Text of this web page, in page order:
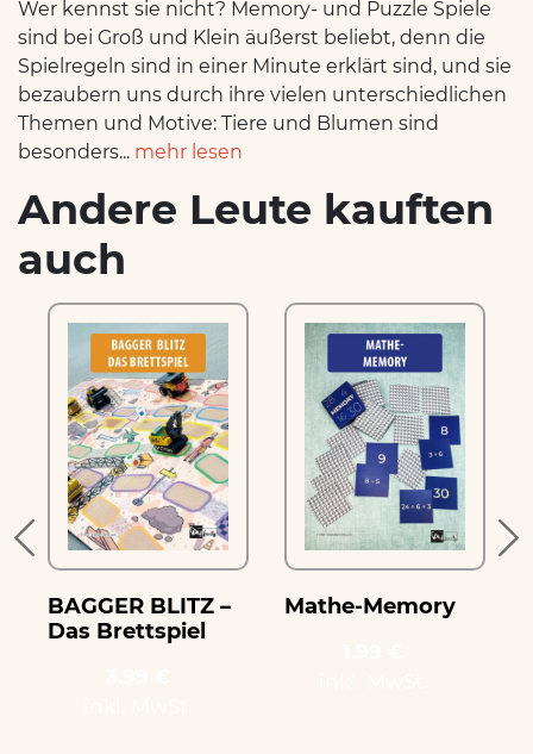
Wer kennst sie nicht? Memory- und Puzzle Spiele
sind bei Groß und Klein äußerst beliebt, denn die
Spielregeln sind in einer Minute erklärt sind, und sie
bezaubern uns durch ihre vielen unterschiedlichen
Themen und Motive: Tiere und Blumen sind
besonders... mehr lesen
Andere Leute kauften
auch
BAGGER BLITZ –
Das Brettspiel
Mathe-Memory